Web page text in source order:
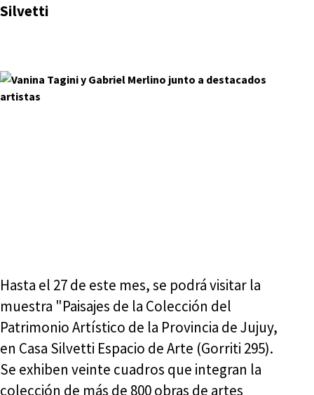
Silvetti
Hasta el 27 de este mes, se podrá visitar la
muestra "Paisajes de la Colección del
Patrimonio Artístico de la Provincia de Jujuy,
en Casa Silvetti Espacio de Arte (Gorriti 295).
Se exhiben veinte cuadros que integran la
colección de más de 800 obras de artes